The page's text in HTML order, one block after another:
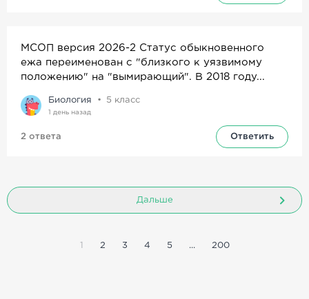
МСОП версия 2026-2 Статус обыкновенного
ежа переименован с "близкого к уязвимому
положению" на "вымирающий". В 2018 году...
Биология 5 класс
1 день назад
2 ответа Ответить
Дальше
2 3 4 5 ... 200